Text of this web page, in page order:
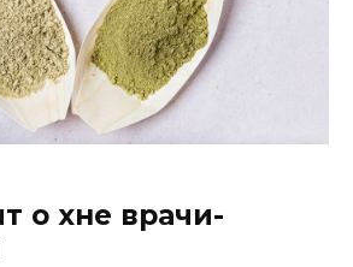
о хне врачи-